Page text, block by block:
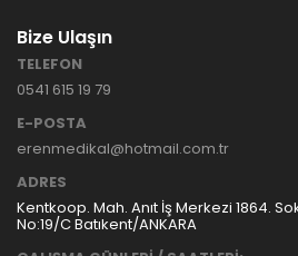
Bize Ulaşın
TELEFON
0541 615 19 79
E-POSTA
erenmedikal@hotmail.com.tr
ADRES
Kentkoop. Mah. Anıt İş Merkezi 1864.
No:19/C Batıkent/ANKARA